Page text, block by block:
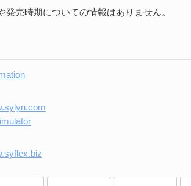
発売時期についての情報はありません。